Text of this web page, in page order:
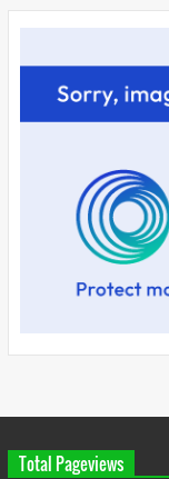
Total Pageviews